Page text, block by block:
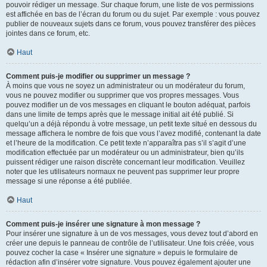
pouvoir rédiger un message. Sur chaque forum, une liste de vos permissions
est affichée en bas de l’écran du forum ou du sujet. Par exemple : vous pouvez
publier de nouveaux sujets dans ce forum, vous pouvez transférer des pièces
jointes dans ce forum, etc.
Haut
Comment puis-je modifier ou supprimer un message ?
À moins que vous ne soyez un administrateur ou un modérateur du forum,
vous ne pouvez modifier ou supprimer que vos propres messages. Vous
pouvez modifier un de vos messages en cliquant le bouton adéquat, parfois
dans une limite de temps après que le message initial ait été publié. Si
quelqu’un a déjà répondu à votre message, un petit texte situé en dessous du
message affichera le nombre de fois que vous l’avez modifié, contenant la date
et l’heure de la modification. Ce petit texte n’apparaîtra pas s’il s’agit d’une
modification effectuée par un modérateur ou un administrateur, bien qu’ils
puissent rédiger une raison discrète concernant leur modification. Veuillez
noter que les utilisateurs normaux ne peuvent pas supprimer leur propre
message si une réponse a été publiée.
Haut
Comment puis-je insérer une signature à mon message ?
Pour insérer une signature à un de vos messages, vous devez tout d’abord en
créer une depuis le panneau de contrôle de l’utilisateur. Une fois créée, vous
pouvez cocher la case « Insérer une signature » depuis le formulaire de
rédaction afin d’insérer votre signature. Vous pouvez également ajouter une